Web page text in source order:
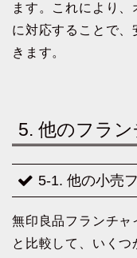
ます。これにより
に対応することで
きます。
5. 他のフラ
5-1. 他の小売
無印良品フランチャ
と比較して、いく